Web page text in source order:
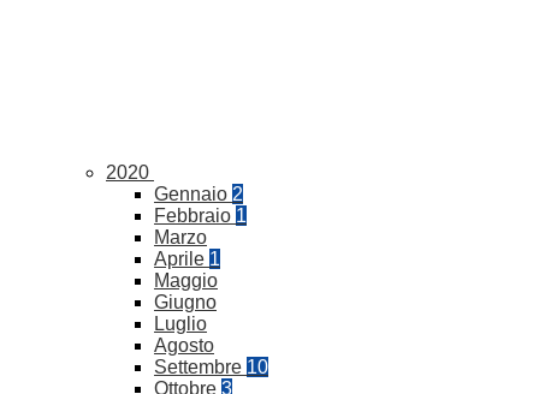
2020
Gennaio 2
Febbraio 1
Marzo
Aprile 1
Maggio
Giugno
Luglio
Agosto
Settembre 10
Ottobre 3